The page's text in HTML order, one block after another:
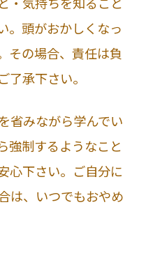
。頭がおかしくなっ
その場合、責任は負
了承下さい。
省みながら学んでい
強制するようなこと
心下さい。ご自分に
は、いつでもおやめ